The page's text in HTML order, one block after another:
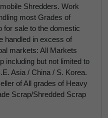
Shredders. Work
most Grades of
for sale to the domestic
handled in excess of
markets: All Markets
including but not limited to
Asia / China / S. Korea.
of All grades of Heavy
Scrap/Shredded Scrap